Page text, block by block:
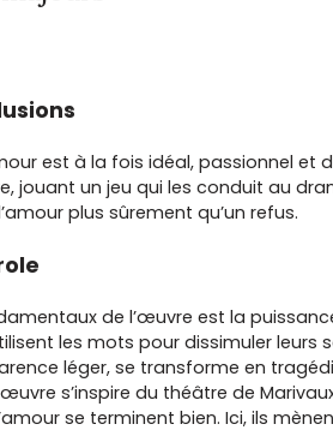
est à la fois idéal, passionnel et
jouant un jeu qui les conduit au
plus sûrement qu’un refus.
de l’œuvre est la
les mots pour dissimuler leurs
léger, se transforme en
s’inspire du théâtre de
se terminent bien. Ici, ils